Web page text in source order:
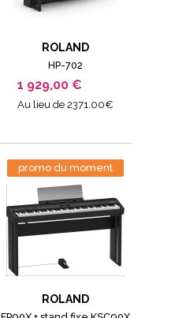
ROLAND
HP-702
1 929,00 €
Au lieu de 2371.00€
promo du moment
ROLAND